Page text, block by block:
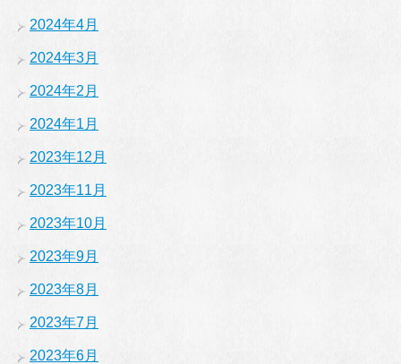
2024年4月
2024年3月
2024年2月
2024年1月
2023年12月
2023年11月
2023年10月
2023年9月
2023年8月
2023年7月
2023年6月